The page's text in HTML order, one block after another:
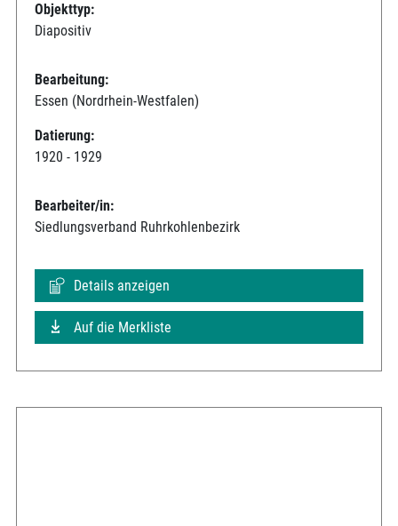
Objekttyp:
Diapositiv
Bearbeitung:
Essen (Nordrhein-Westfalen)
Datierung:
1920 - 1929
Bearbeiter/in:
Siedlungsverband Ruhrkohlenbezirk
Details anzeigen
Auf die Merkliste